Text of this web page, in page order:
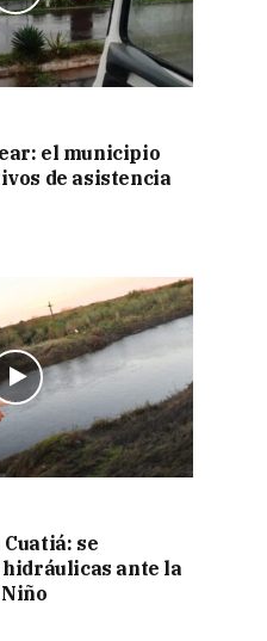
el municipio
de asistencia
se
ante la